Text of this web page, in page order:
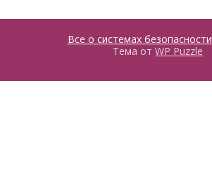
Все о системах безопасности
Тема от WP Puzzle